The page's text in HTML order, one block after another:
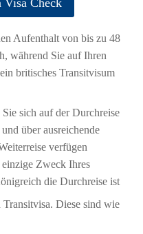
Visa Check
Aufenthalt von bis zu 48
während Sie auf Ihren
britisches Transitvisum
sich auf der Durchreise
über ausreichende
verfügen
einzige Zweck Ihres
die Durchreise ist
Diese sind wie